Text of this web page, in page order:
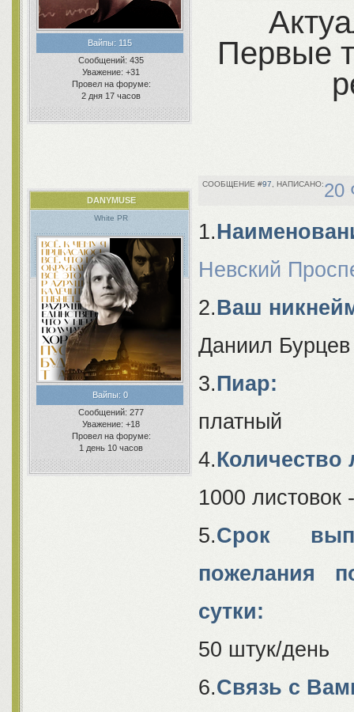
Вайпы: 115
Сообщений: 435
Уважение: +31
Провел на форуме:
2 дня 17 часов
Первые
97 20
DANYMUSE
White PR
Вайпы:0
Сообщений: 277
Уважение: +18
Провел на форуме:
1 день 10 часов
1.
Невский
2.Ваш
Даниил Бурцев
3.Пиар:
платный
4.Количество
1000 листовок
5.Срок
пожелания
сутки:
50 штук/день
6.Связь с